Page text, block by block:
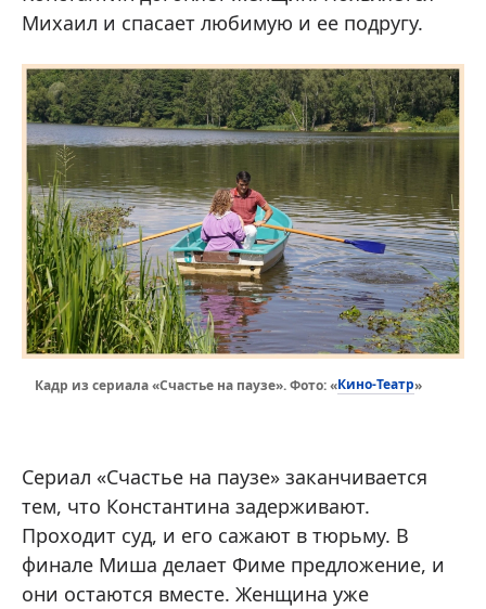
Михаил и спасает любимую и ее подругу.
Кадр из сериала «Счастье на паузе». Фото: «Кино-Театр»
Сериал «Счастье на паузе» заканчивается
тем, что Константина задерживают.
Проходит суд, и его сажают в тюрьму. В
финале Миша делает Фиме предложение, и
они остаются вместе. Женщина уже